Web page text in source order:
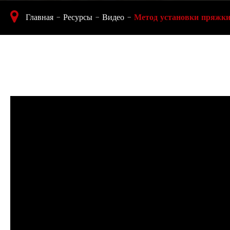
Главная Ресурсы Видео Метод установки